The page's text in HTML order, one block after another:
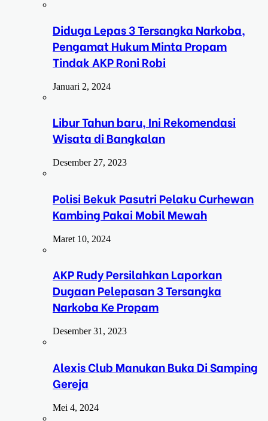
Diduga Lepas 3 Tersangka Narkoba,
Pengamat Hukum Minta Propam
Tindak AKP Roni Robi
Januari 2, 2024
Libur Tahun baru, Ini Rekomendasi
Wisata di Bangkalan
Desember 27, 2023
Polisi Bekuk Pasutri Pelaku Curhewan
Kambing Pakai Mobil Mewah
Maret 10, 2024
AKP Rudy Persilahkan Laporkan
Dugaan Pelepasan 3 Tersangka
Narkoba Ke Propam
Desember 31, 2023
Alexis Club Manukan Buka Di Samping
Gereja
Mei 4, 2024